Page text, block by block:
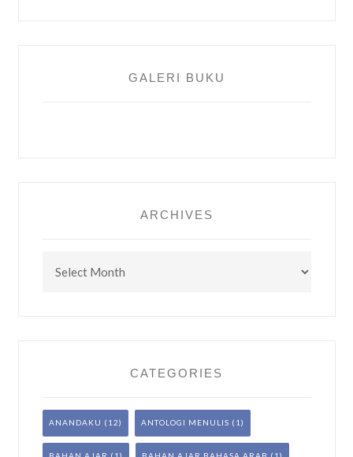
GALERI BUKU
ARCHIVES
CATEGORIES
ANANDAKU (12) ANTOLOGI MENULIS (1)